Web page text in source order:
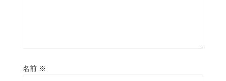
名前 ※